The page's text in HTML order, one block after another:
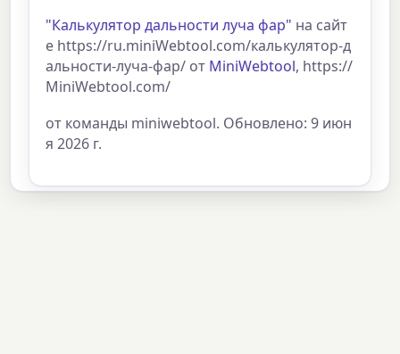
"Калькулятор дальности луча фар" на сайт
е https://ru.miniWebtool.com/калькулятор-д
альности-луча-фар/ от MiniWebtool, https://
MiniWebtool.com/
от команды miniwebtool. Обновлено: 9 июн
я 2026 г.